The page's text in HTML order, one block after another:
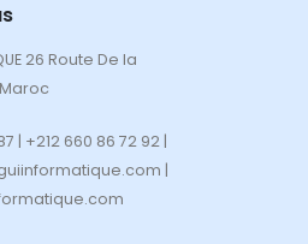
26 Route De la
| +212 660 86 72 92 |
|